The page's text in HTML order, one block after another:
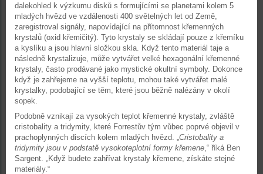
dalekohled k výzkumu disků s formujícími se planetami kolem 5
mladých hvězd ve vzdálenosti 400 světelných let od Země,
zaregistroval signály, napovídající na přítomnost křemenných
krystalů (oxid křemičitý). Tyto krystaly se skládají pouze z křemíku
a kyslíku a jsou hlavní složkou skla. Když tento materiál taje a
následně krystalizuje, může vytvářet velké hexagonální křemenné
krystaly, často prodávané jako mystické okultní symboly. Dokonce
když je zahřejeme na vyšší teplotu, mohou také vytvářet malé
krystalky, podobající se těm, které jsou běžně nalézány v okolí
sopek.
Podobně vznikají za vysokých teplot křemenné krystaly, zvláště
cristobality a tridymity, které Forrestův tým vůbec poprvé objevil v
prachoplynných discích kolem mladých hvězd. „Cristobality a
tridymity jsou v podstatě vysokoteplotní formy křemene,“ říká Ben
Sargent. „Když budete zahřívat krystaly křemene, získáte stejné
materiály.“